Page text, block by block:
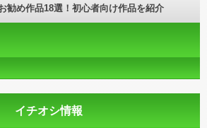
勧め作品18選！初心者向け作品を紹介
イチオシ情報